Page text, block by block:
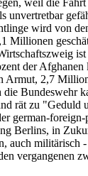
weil die Fahrt
unvertretbar
wird von
Millionen
der Afghanen
Armut, 2,7
Bundeswehr
rät zu "Geduld
german-
Berlins, in
auch militärisch
vergangenen